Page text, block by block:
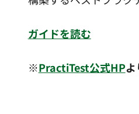
ガイドを読む
※PractiTest公式HPよ